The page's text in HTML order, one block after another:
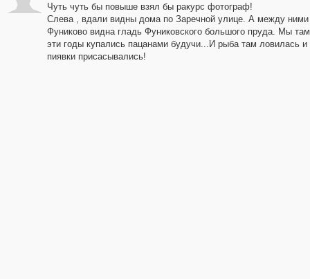
Чуть чуть бы повыше взял бы ракурс фотограф!
Слева , вдали видны дома по Заречной улице. А между
Фуниково видна гладь Фуниковского большого пруда. Мы там
эти годы купались пацанами будучи...И рыба там ловилась
пиявки присасывались!